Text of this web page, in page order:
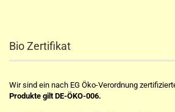
Bio Zertifikat
Wir sind ein nach EG Öko-Verordnung
Produkte gilt DE-ÖKO-006.